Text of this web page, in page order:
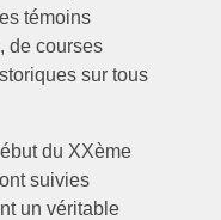
témoins
de courses
sur tous
du XXème
suivies
un véritable